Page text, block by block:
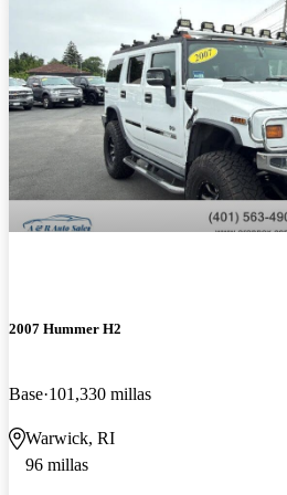
2007 Hummer H2
Base 101,330 millas
Warwick, RI
96 millas